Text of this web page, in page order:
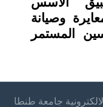
وصيانة
المستمر
جامعة طنطا